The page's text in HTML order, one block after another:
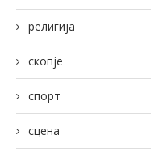
религија
скопје
спорт
сцена